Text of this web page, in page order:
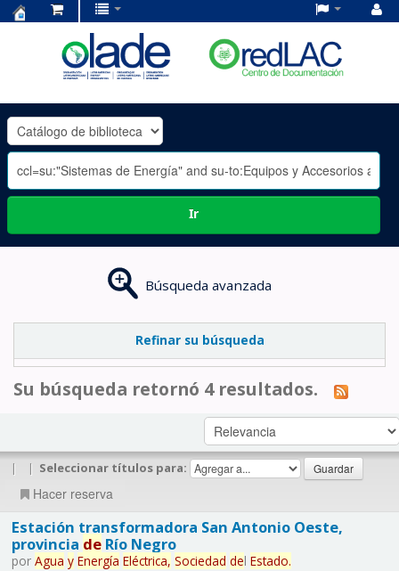
OLADE
-
Ir
Búsqueda avanzada
Refinar su búsqueda
Su búsqueda retornó 4 resultados.
| | Seleccionar títulos para:
Hacer reserva
Estación transformadora San Antonio Oeste,
provincia deRío Negro
por Agua y Energía Eléctrica, Sociedad del Estado.